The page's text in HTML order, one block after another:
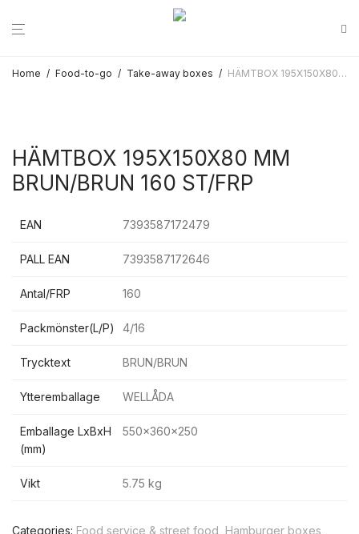
Home / Food-to-go / Take-away boxes / HÄMTBOX 195X150X80 MM BRUN/BRUN 160 ST/FRP
HÄMTBOX 195X150X80 MM
BRUN/BRUN 160 ST/FRP
EAN 7393587172479
PALL EAN 7393587172646
Antal/FRP 160
Packmönster(L/P) 4/16
Trycktext BRUN/BRUN
Ytteremballage WELLÅDA
Emballage LxBxH
(mm)
550x360x250
Vikt 5.75 kg
Categories: Food service & street food Hamburger boxes